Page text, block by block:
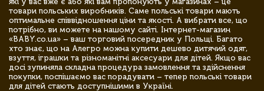
товари польських виробників. Саме польські товари мають
оптимальне співвідношення ціни та якості. А вибрати все, що
потрібно, ви можете на нашому сайті. Інтернет-магазин
«BABY.co.ua» – ваш торговий посередник у Польщі. Багато
хто знає, що на Алегро можна купити дешево дитячий одяг,
взуття, іграшки та різноманітні аксесуари для дітей. Якщо вас
досі зупиняла складна процедура замовлення та здійснення
покупки, поспішаємо вас порадувати – тепер польські товари
для дітей стають доступнішими в Україні.